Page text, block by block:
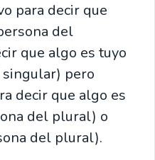
para decir que
del
que algo es tuyo
pero
decir que algo es
del plural) o
del plural).